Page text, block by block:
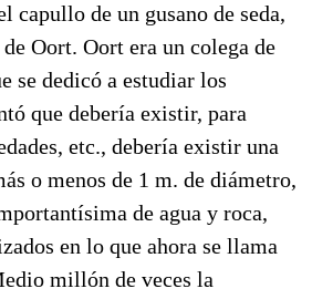
capullo de un gusano de seda,
Oort. Oort era un colega de
se dedicó a estudiar los
que debería existir, para
etc., debería existir una
o menos de 1 m. de diámetro,
de agua y roca,
en lo que ahora se llama
millón de veces la